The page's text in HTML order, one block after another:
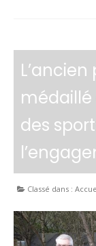
médaillé
des
Classé dans :